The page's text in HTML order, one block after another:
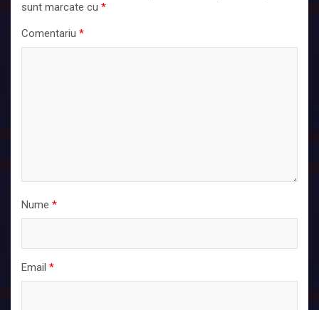
sunt marcate cu *
Comentariu *
Nume *
Email *